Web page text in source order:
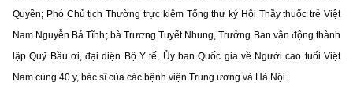
Quyền; Phó Chủ tịch Thường trực kiêm Tổng thư ký Hội Thầy thuốc trẻ Việt
Nam Nguyễn Bá Tĩnh; bà Trương Tuyết Nhung, Trưởng Ban vận động thành
lập Quỹ Bầu ơi, đại diện Bộ Y tế, Ủy ban Quốc gia về Người cao tuổi Việt
Nam cùng 40 y, bác sĩ của các bệnh viện Trung ương và Hà Nội.